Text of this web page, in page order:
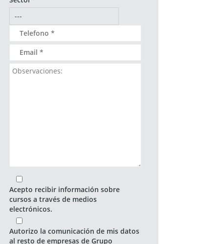
Acepto recibir información sobre
cursos a través de medios
electrónicos.
Autorizo la comunicación de mis datos
al resto de empresas de Grupo